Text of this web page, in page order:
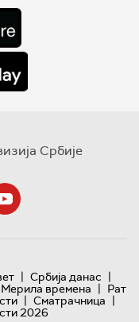
Србије
| Србија данас |
Мерила времена | Рат
| Сматрачница |
2026